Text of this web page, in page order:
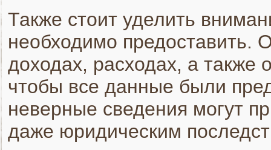
Также стоит уделить
необходимо предоставить.
доходах, расходах, а
чтобы все данные были
неверные сведения могут
даже юридическим